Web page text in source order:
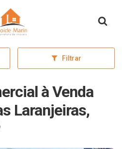
Página inicial
Filtrar
à Venda
Laranjeiras,